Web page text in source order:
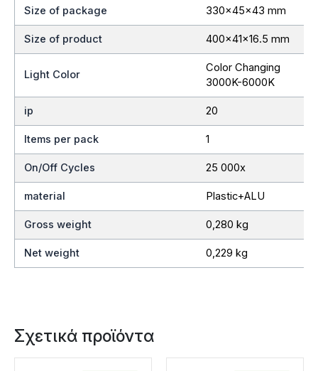
Size of package 330x45x43 mm
Size of product 400x41x16.5 mm
Light Color
Color Changing
3000K-6000K
ip 20
Items per pack 1
On/Off Cycles 25 000x
material Plastic+ALU
Gross weight 0,280 kg
Net weight 0,229 kg
Σχετικά προϊόντα